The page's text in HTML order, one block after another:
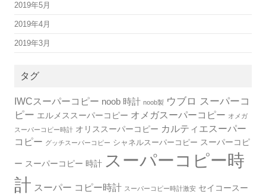
2019年5月
2019年4月
2019年3月
タグ
IWCスーパーコピー noob 時計 noob製 ウブロ スーパーコ
ピー エルメススーパーコピー オメガスーパーコピー オメガ
スーパーコピー時計 オリススーパーコピー カルティエスーパー
コピー グッチスーパーコピー シャネルスーパーコピー スーパーコピ
ー スーパーコピー 時計 スーパーコピー時
計 スーパー コピー時計 スーパーコピー時計激安 セイコースー